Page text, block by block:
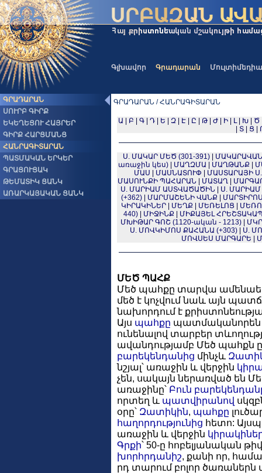
Գլխավոր Գրադարան Մուլտիմեդիա
ԳՐԱԴԱՐԱՆ
ՍՈՒՐԲ ԳԻՐՔ
ԵԿԵՂԵՑՈՒ ՀԱՅՐԵՐ
ԳԻՐՔ ՀԱՐՑՄԱՆՑ
ՀԱՆՐԱԳԻՏԱՐԱՆ
ՊԱՏՄԱԿԱՆ ԵՐԿԵՐ
ԳՐԱՑՈՒՑԱԿ
ԹԵՄԱՏԻԿ ՑԱՆԿ
ԱՌԱՐԿԱՅԱԿԱՆ ՑԱՆԿ
ԳՐԱԴԱՐԱՆ / ՀԱՆՐԱԳԻՏԱՐԱՆ
Ա Բ Գ| Դ| Ե Զ| Է| Ը Թ| Ժ| Ի| Լ| Խ| Ծ
Տ Ց
Ս. ՄԱԿԱՐ ՄԵԾ (301-391)|
առաջին կես)| ՄԱՂԶՄԱ ՄԱՂԹԱՆՔ
ՄԱՍ
ՄԱՍՆԱՏՈՒՓ
ՄԱՍՏԱՐԱՅԻ
ՄԱՍՈՒՆՔԻ ՊԱՀԱՐԱՆ
ՄԱՏԱՂ|
Ս. ՄԱՐԻԱՄ ԱՍՏՎԱԾԱԾԻՆ
Ս.
(+362)
ՄԱՐՄԱՇԵՆԻ ՎԱՆՔ
ԿԻՐԱԿԻՆԵՐ
ՄԵՂՔ ՄԵՌԵԼՈՑ
440)| ՄԻՋԻՆՔ
ՄԻՔԱՅԵԼ
ՄԽԻԹԱՐ ԳՈՇ (1120-ական - 1213)|
Ս. ՄՈՎԿԻՄՈՍ ՔԱՀԱՆԱ (+303)
Ս.
ՄՈՎՍԵՍ ՄԱՐԳԱՐԵ
ՄԵԾ ՊԱՀՔ
Մեծ պահքը տարվա
մեծ է կոչվում նաև այն
նախորդում է
Այս պահքը պատմականորեն
ունենալով տարբեր
ավանդությամբ Մեծ պահքն
բարեկենդանից մինչև
նշյալ՝ առաջին և վերջին
չեն, սակայն ներառված են
առաջինը՝ Բուն
որտեղ և պատվիրանով
օրը՝ Զատիկին, պահքը
հաղորդությունից հետո:
առաջին և վերջին
Գրքի՝ 50-ը հոբելյանական
խորհրդանիշ, քանի որ,
րդ տարում բոլոր ծառաներն